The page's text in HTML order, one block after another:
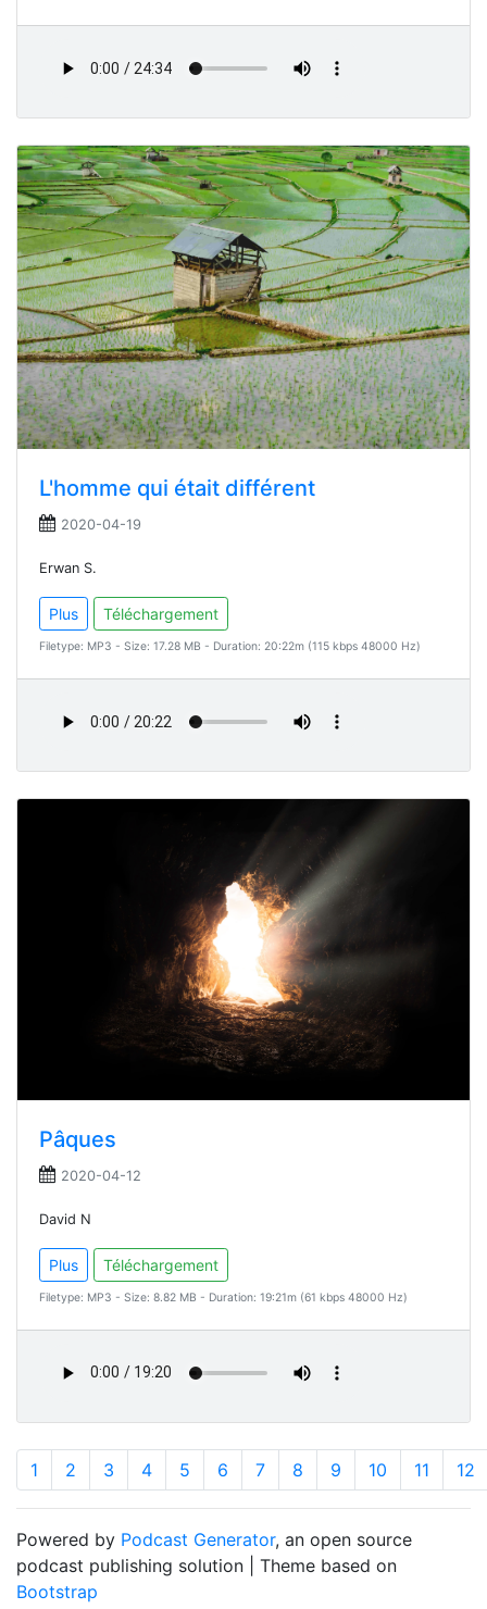
L'homme qui était différent
2020-04-19
Erwan S.
Plus Téléchargement
Filetype: MP3 - Size: 17.28 MB - Duration: 20:22m (115 kbps 48000 Hz)
Pâques
2020-04-12
David N
Plus Téléchargement
Filetype: MP3 - Size: 8.82 MB - Duration: 19:21m (61 kbps 48000 Hz)
1 2 3 4 5 6 7 8 9 10 11 12
Powered by Podcast Generator, an open source
podcast publishing solution | Theme based on
Bootstrap